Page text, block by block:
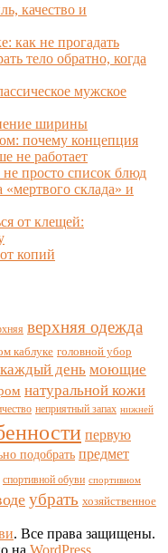
качество и
как не прогадать
тело обратно, когда
мужское
ширины
почему концепция
не работает
просто список блюд
склада» и
от клещей:
копий
верхняя одежда
каблуке головной убор
каждый день моющие
натуральной кожи
неприятный запах нижней
первую
подобрать предмет
спортивной обуви спортивном
убрать хозяйственное
. Все права защищены.